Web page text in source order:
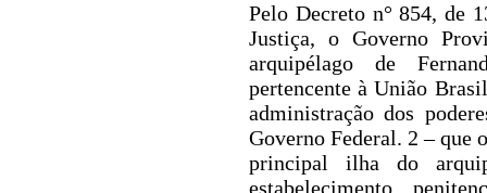
Pelo Decreto n° 854, de
Justiça, o Governo
arquipélago de
pertencente àUnião
administração dos
Governo Federal. 2 – que
principal ilha do
estabelecimento